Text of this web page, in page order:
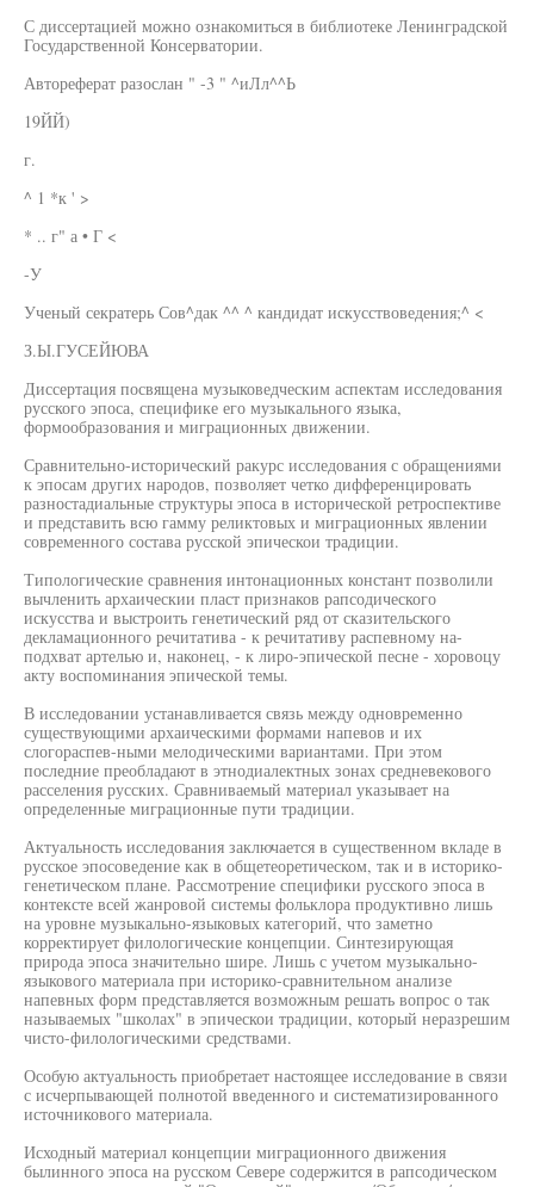
С диссертацией можно ознакомиться в библиотеке Ленинградской
Государственной Консерватории.
Автореферат разослан " -3 " ^иЛл^^Ь
19ЙЙ)
г.
^ 1 *к ' >
* .. г" а • Г <
-У
Ученый секратерь Сов^дак ^^ ^ кандидат искусствоведения;^ <
З.Ы.ГУСЕЙЮВА
Диссертация посвящена музыковедческим аспектам исследования
русского эпоса, специфике его музыкального языка,
формообразования и миграционных движении.
Сравнительно-исторический ракурс исследования с обращениями
к эпосам других народов, позволяет четко дифференцировать
разностадиальные структуры эпоса в исторической ретроспективе
и представить всю гамму реликтовых и миграционных явлении
современного состава русской эпическои традиции.
Типологические сравнения интонационных констант позволили
вычленить архаическии пласт признаков рапсодического
искусства и выстроить генетический ряд от сказительского
декламационного речитатива - к речитативу распевному на-
подхват артелью и, наконец, - к лиро-эпической песне - хоровоцу
акту воспоминания эпической темы.
В исследовании устанавливается связь между одновременно
существующими архаическими формами напевов и их
слогораспев-ными мелодическими вариантами. При этом
последние преобладают в этнодиалектных зонах средневекового
расселения русских. Сравниваемый материал указывает на
определенные миграционные пути традиции.
Актуальность исследования заключается в существенном вкладе в
русское эпосоведение как в общетеоретическом, так и в историко-
генетическом плане. Рассмотрение специфики русского эпоса в
контексте всей жанровой системы фольклора продуктивно лишь
на уровне музыкально-языковых категорий, что заметно
корректирует филологические концепции. Синтезирующая
природа эпоса значительно шире. Лишь с учетом музыкально-
языкового материала при историко-сравнительном анализе
напевных форм представляется возможным решать вопрос о так
называемых "школах" в эпическои традиции, который неразрешим
чисто-филологическими средствами.
Особую актуальность приобретает настоящее исследование в связи
с исчерпывающей полнотой введенного и систематизированного
источникового материала.
Исходный материал концепции миграционного движения
былинного эпоса на русском Севере содержится в рапсодическом